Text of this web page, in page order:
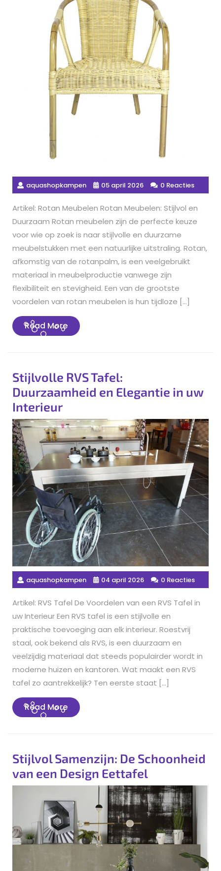
aquashopkampen 05 april 2026 0 Reacties
Artikel: Rotan Meubelen Rotan Meubelen: Stijlvol en
Duurzaam Rotan meubelen zijn de perfecte keuze
voor wie op zoek is naar stijlvolle en duurzame
meubelstukken met een natuurlijke uitstraling. Rotan,
afkomstig van de rotanpalm, is een veelgebruikt
materiaal in meubelproductie vanwege zijn
flexibiliteit en stevigheid. Een van de grootste
voordelen van rotan meubelen is hun tijdloze […]
Read MoreRead
More
Stijlvolle RVS Tafel:
Duurzaamheid en Elegantie in uw
Interieur
aquashopkampen 04 april 2026 0 Reacties
Artikel: RVS Tafel De Voordelen van een RVS Tafel in
uw Interieur Een RVS tafel is een stijlvolle en
praktische toevoeging aan elk interieur. Roestvrij
staal, ook bekend als RVS, is een duurzaam en
veelzijdig materiaal dat steeds populairder wordt in
moderne huizen en kantoren. Wat maakt een RVS
tafel zo aantrekkelijk? Ten eerste staat […]
Read MoreRead
More
Stijlvol Samenzijn: De Schoonheid
van een Design Eettafel